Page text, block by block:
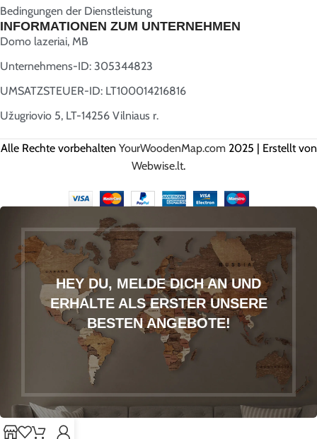
Bedingungen der Dienstleistung
INFORMATIONEN ZUM UNTERNEHMEN
Domo lazeriai, MB
Unternehmens-ID: 305344823
UMSATZSTEUER-ID: LT100014216816
Užugriovio 5, LT-14256 Vilniaus r.
Alle Rechte vorbehalten YourWoodenMap.com 2025 | Erstellt von
Webwise.lt.
HEY DU, MELDE DICH AN UND
ERHALTE ALS ERSTER UNSERE
BESTEN ANGEBOTE!